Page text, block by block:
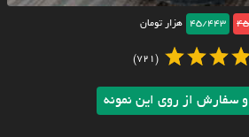
45/443 هزار تومان
(721)
سفارش از روی این نمونه